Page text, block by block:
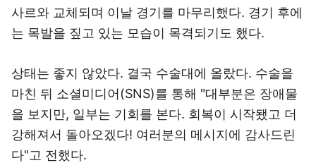
사르와 교체되며 이날 경기를 마무리했다. 경기 후에
는 목발을 짚고 있는 모습이 목격되기도 했다.
상태는 좋지 않았다. 결국 수술대에 올랐다. 수술을
마친 뒤 소셜미디어(SNS)를 통해 "대부분은 장애물
을 보지만, 일부는 기회를 본다. 회복이 시작됐고 더
강해져서 돌아오겠다! 여러분의 메시지에 감사드린
다"고 전했다.